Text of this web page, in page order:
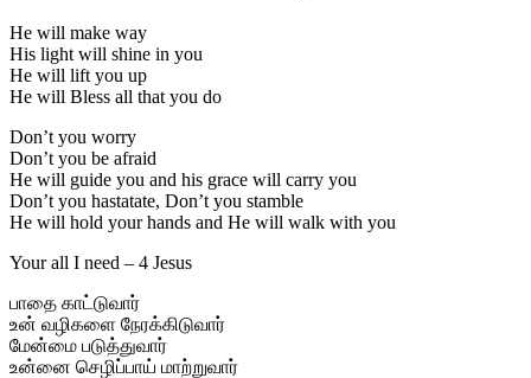
He will make way
His light will shine in you
He will lift you up
He will Bless all that you do
Don’t you worry
Don’t you be afraid
He will guide you and his grace will carry you
Don’t you hastatate, Don’t you stamble
He will hold your hands and He will walk with you
Your all I need – 4 Jesus
பாதை காட்டுவார்
உன் வழிகளை நேரக்கிடுவார்
மேன்மை படுத்துவார்
உன்னை செழிப்பாய் மாற்றுவார்